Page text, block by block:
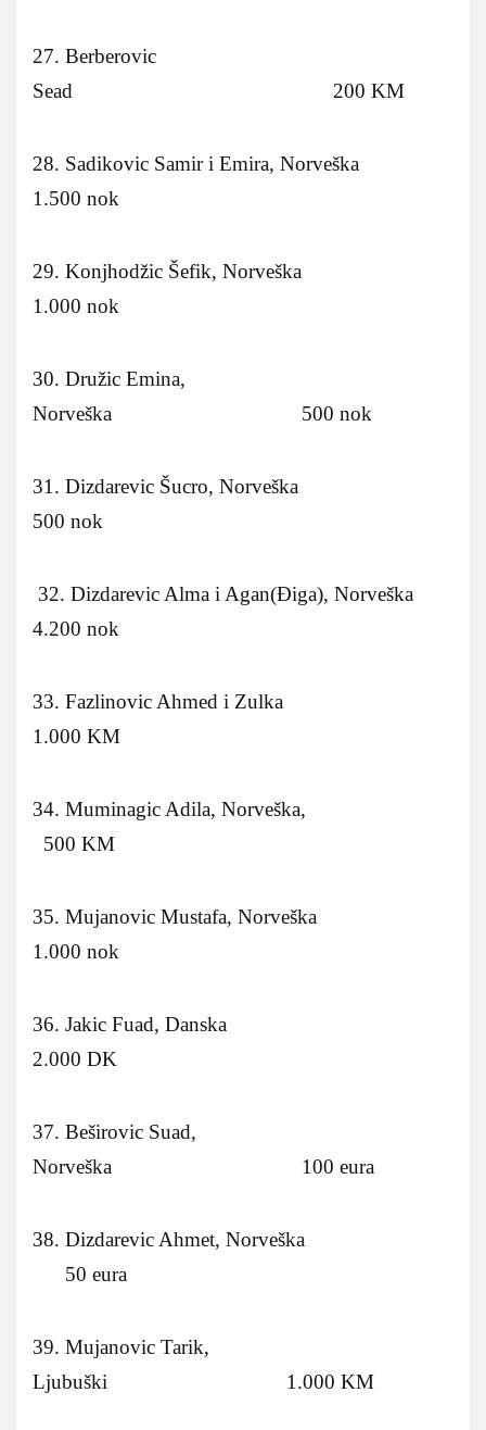
27. Berberovic
Sead 200 KM
28. Sadikovic Samir i Emira, Norveška
1.500 nok
29. Konjhodžic Šefik, Norveška
1.000 nok
30. Družic Emina,
Norveška 500 nok
31. Dizdarevic Šucro, Norveška
500 nok
32. Dizdarevic Alma i Agan(Ðiga), Norveška
4.200 nok
33. Fazlinovic Ahmed i Zulka
1.000 KM
34. Muminagic Adila, Norveška,
500 KM
35. Mujanovic Mustafa, Norveška
1.000 nok
36. Jakic Fuad, Danska
2.000 DK
37. Beširovic Suad,
Norveška 100 eura
38. Dizdarevic Ahmet, Norveška
50 eura
39. Mujanovic Tarik,
Ljubuški 1.000 KM